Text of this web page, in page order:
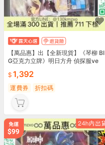
【萬品惠】出【全新現貨】《琴柳 BI
G亞克力立牌》明日方舟 偵探服ve
1,392
運費券 折扣碼